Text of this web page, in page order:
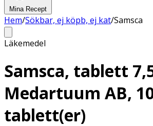
Mina Recept
Hem/Sökbar, ej köpb, ej kat/Samsca
Läkemedel
Samsca, tablett
Medartuum AB,
tablett(er)